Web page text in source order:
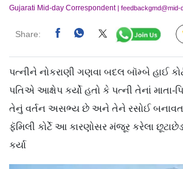
Gujarati Mid-day Correspondent| feedbackgmd@mid-
Share:
પત્નીને નોકરાણી ગણવા બદલ બૉમ્બે હાઈ
પતિએ આક્ષેપ કર્યો હતો કે પત્ની તેનાં માતા-
તેનું વર્તન અસભ્ય છે અને તેને રસોઈ
ફૅમિલી કોર્ટે આ કારણોસર મંજૂર કરેલા
કર્યા